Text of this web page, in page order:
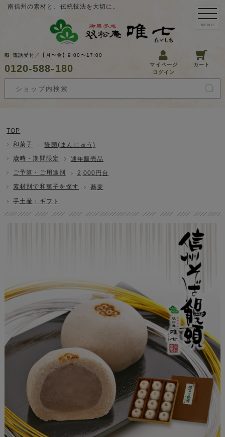
南信州の素材と、伝統技法を大切に。
電話受付／【月〜金】9:00〜17:00
0120-588-180
マイページ
ログイン
カート
MENU
TOP
和菓子
饅頭(まんじゅう)
歳時・期間限定
通年販売品
ご予算・ご用途別
2,000円台
素材別で和菓子を探す
蕎麦
手土産・ギフト